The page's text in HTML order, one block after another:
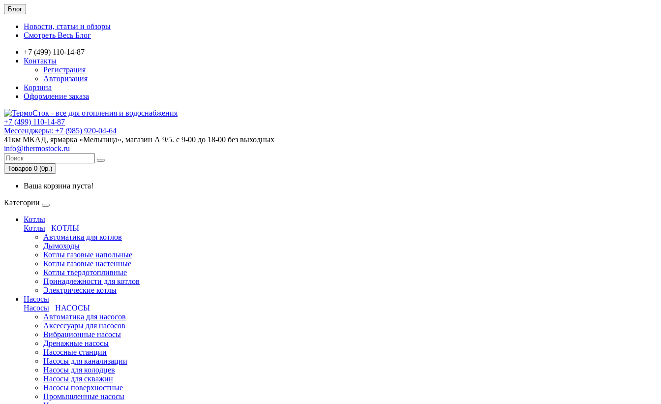
Блог
Новости, статьи и обзоры
Смотреть Весь Блог
+7 (499) 110-14-87
Контакты
Регистрация
Авторизация
Корзина
Оформление заказа
+7 (499) 110-14-87
Мессенджеры: +7 (985) 920-04-64
41км МКАД, ярмарка «Мельница», магазин А 9/5. с 9-00 до 18-00 без выходных
info@thermostock.ru
Товаров 0 (0р.)
Ваша корзина пуста!
Категории
Котлы
Котлы
КОТЛЫ
Автоматика для котлов
Дымоходы
Котлы газовые напольные
Котлы газовые настенные
Котлы твердотопливные
Принадлежности для котлов
Электрические котлы
Насосы
Насосы
НАСОСЫ
Автоматика для насосов
Аксессуары для насосов
Вибрационные насосы
Дренажные насосы
Насосные станции
Насосы для канализации
Насосы для колодцев
Насосы для скважин
Насосы поверхностные
Промышленные насосы